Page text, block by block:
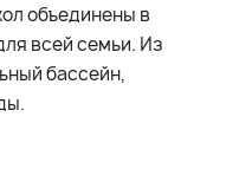
объединены в
всей семьи. Из
бассейн,